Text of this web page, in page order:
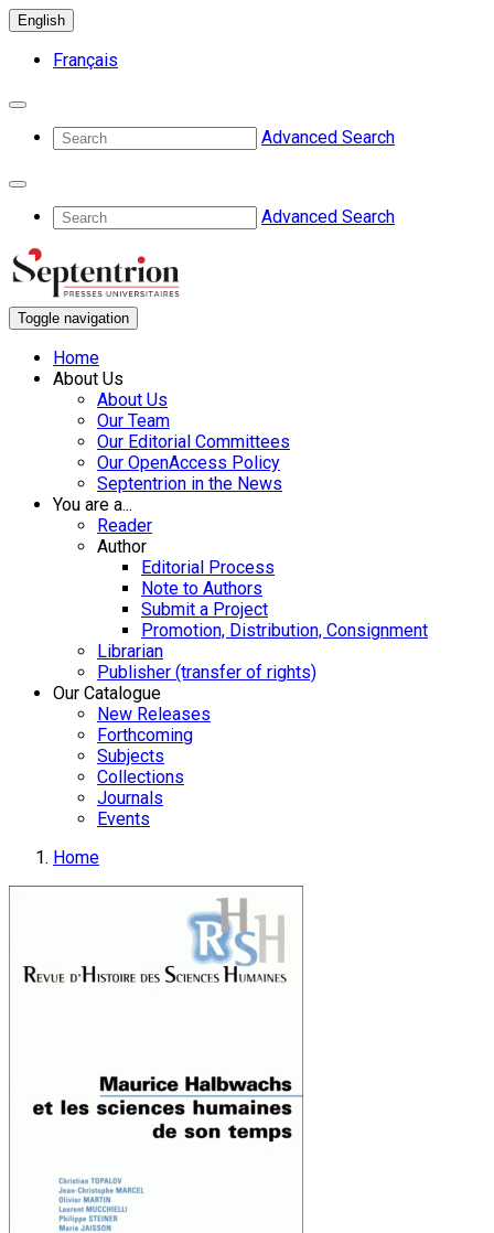
English
Français
Advanced Search
Advanced Search
Toggle navigation
Home
About Us
About Us
Our Team
Our Editorial Committees
Our OpenAccess Policy
Septentrion in the News
You are a...
Reader
Author
Editorial Process
Note to Authors
Submit a Project
Promotion, Distribution, Consignment
Librarian
Publisher (transfer of rights)
Our Catalogue
New Releases
Forthcoming
Subjects
Collections
Journals
Events
Home